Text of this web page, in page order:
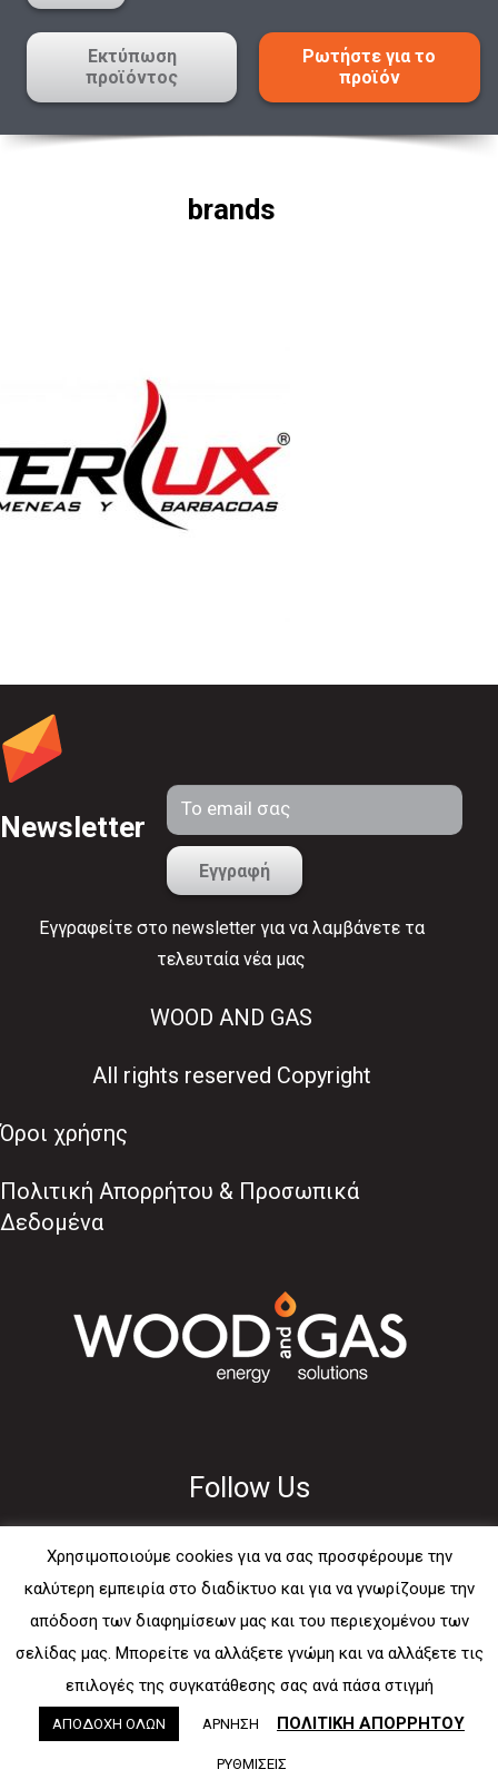
Εκτύπωση
προϊόντος
Ρωτήστε για το
προϊόν
brands
Newsletter
Εγγραφείτε στο newsletter για να λαμβάνετε τα
τελευταία νέα μας
WOOD AND GAS
All rights reserved Copyright
Όροι χρήσης
Πολιτική Απορρήτου & Προσωπικά
Δεδομένα
Follow Us
Usefull
E-mail
Χρησιμοποιούμε cookies για να σας προσφέρουμε την
καλύτερη εμπειρία στο διαδίκτυο και για να γνωρίζουμε την
απόδοση των διαφημίσεων μας και του περιεχομένου των
σελίδας μας. Μπορείτε να αλλάξετε γνώμη και να αλλάξετε τις
επιλογές της συγκατάθεσης σας ανά πάσα στιγμή
ΑΠΟΔΟΧΗ ΟΛΩΝ ΑΡΝΗΣΗ ΠΟΛΙΤΙΚΗ ΑΠΟΡΡΗΤΟΥ
ΡΥΘΜΙΣΕΙΣ